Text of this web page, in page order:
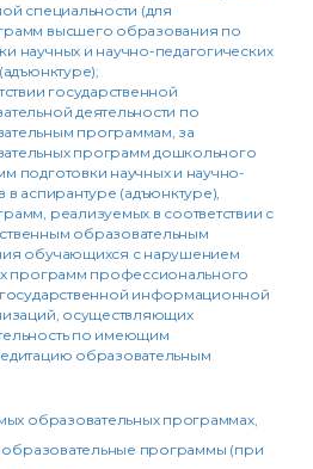
специальности (для
высшего образования по
научных и научно-педагогических
государственной
деятельности по
программам, за
программ дошкольного
подготовки научных и научно-
в аспирантуре (адъюнктуре),
реализуемых в соответствии с
образовательным
обучающихся с нарушением
программ профессионального
информационной
осуществляющих
по имеющим
образовательным
образовательных программах,
программы (при